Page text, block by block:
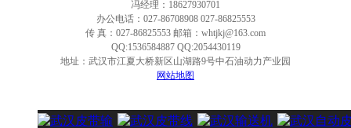
冯经理：18627930701
办公电话：027-86708908 027-86825553
传 真：027-86825553 邮箱：whtjkj@163.com
QQ:1536584887 QQ:2054430119
地址：武汉市江夏大桥新区山湖路9号中石油动力产业园
网站地图